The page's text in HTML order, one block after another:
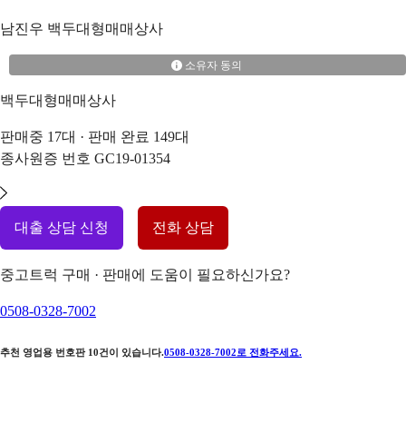
남진우 백두대형매매상사
소유자 동의
백두대형매매상사
판매중 17대 · 판매 완료 149대
종사원증 번호 GC19-01354
대출 상담 신청 전화 상담
중고트럭 구매 · 판매에 도움이 필요하신가요?
0508-0328-7002
추천 영업용 번호판 10건이 있습니다.0508-0328-7002 로 전화주세요.